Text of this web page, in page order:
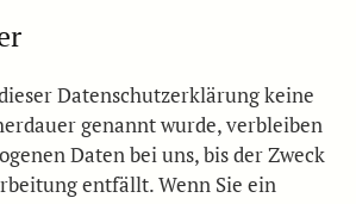
Datenschutzerklärung keine
genannt wurde, verbleiben
Daten bei uns, bis der Zweck
entfällt. Wenn Sie ein